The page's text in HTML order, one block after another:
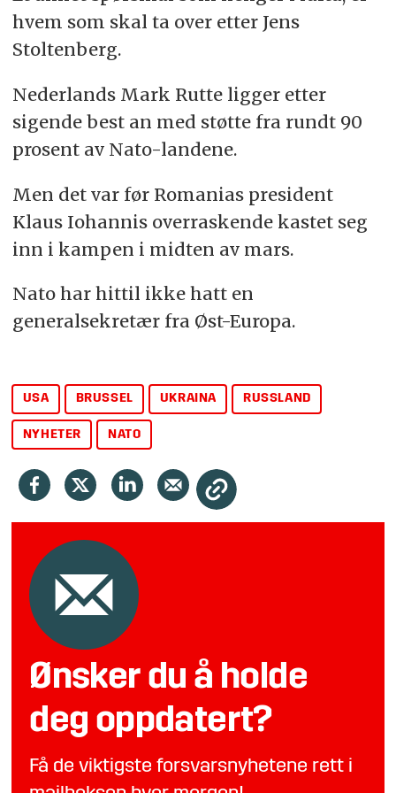
hvem som skal ta over etter Jens
Stoltenberg.
Nederlands Mark Rutte ligger etter
sigende best an med støtte fra rundt 90
prosent av Nato-landene.
Men det var før Romanias president
Klaus Iohannis overraskende kastet seg
inn i kampen i midten av mars.
Nato har hittil ikke hatt en
generalsekretær fra Øst-Europa.
USA BRUSSEL UKRAINA RUSSLAND
NYHETER NATO
Ønsker du å holde
deg oppdatert?
Få de viktigste forsvarsnyhetene rett i